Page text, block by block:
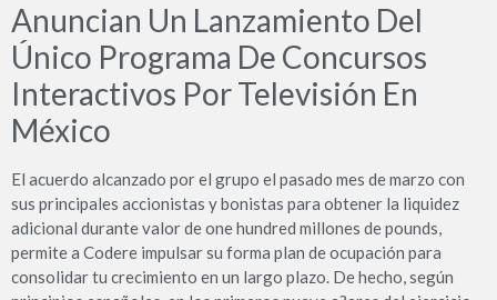
Anuncian Un Lanzamiento Del
Único Programa De Concursos
Interactivos Por Televisión En
México
El acuerdo alcanzado por el grupo el pasado mes de marzo con
sus principales accionistas y bonistas para obtener la liquidez
adicional durante valor de one hundred millones de pounds,
permite a Codere impulsar su forma plan de ocupación para
consolidar tu crecimiento en un largo plazo. De hecho, según